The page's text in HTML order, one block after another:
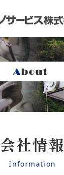
会社情報
Information